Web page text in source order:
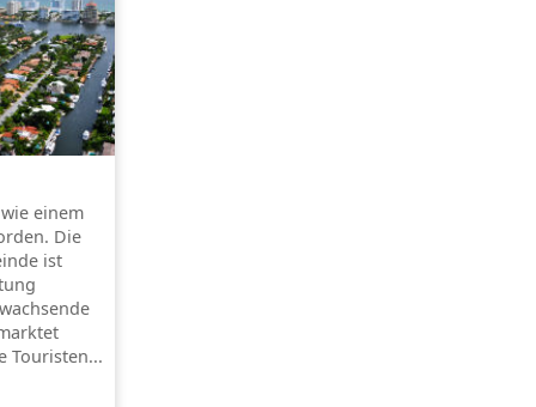
einem
Die
ist
Touristen...